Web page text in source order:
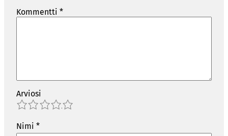
Kommentti *
Arviosi
4
3
2
1
Nimi *